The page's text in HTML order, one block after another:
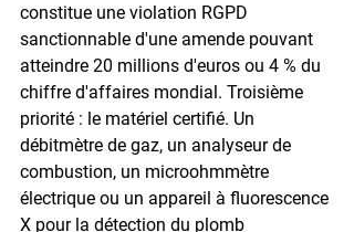
constitue une violation RGPD
sanctionnable d'une amende pouvant
atteindre 20 millions d'euros ou 4 % du
chiffre d'affaires mondial. Troisième
priorité : le matériel certifié. Un
débitmètre de gaz, un analyseur de
combustion, un microohmmètre
électrique ou un appareil à fluorescence
X pour la détection du plomb